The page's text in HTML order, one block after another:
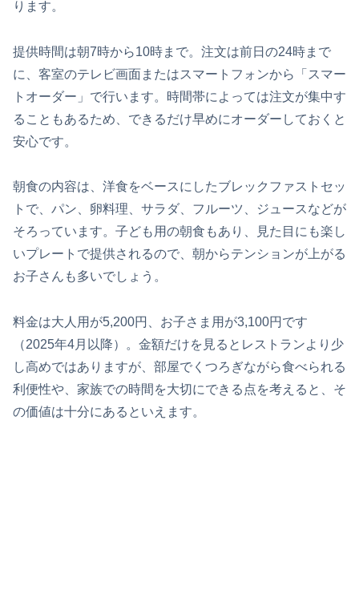
ります。
提供時間は朝7時から10時まで。注文は前日の24時まで
に、客室のテレビ画面またはスマートフォンから「スマー
トオーダー」で行います。時間帯によっては注文が集中す
ることもあるため、できるだけ早めにオーダーしておくと
安心です。
朝食の内容は、洋食をベースにしたブレックファストセッ
トで、パン、卵料理、サラダ、フルーツ、ジュースなどが
そろっています。子ども用の朝食もあり、見た目にも楽し
いプレートで提供されるので、朝からテンションが上がる
お子さんも多いでしょう。
料金は大人用が5,200円、お子さま用が3,100円です
（2025年4月以降）。金額だけを見るとレストランより少
し高めではありますが、部屋でくつろぎながら食べられる
利便性や、家族での時間を大切にできる点を考えると、そ
の価値は十分にあるといえます。